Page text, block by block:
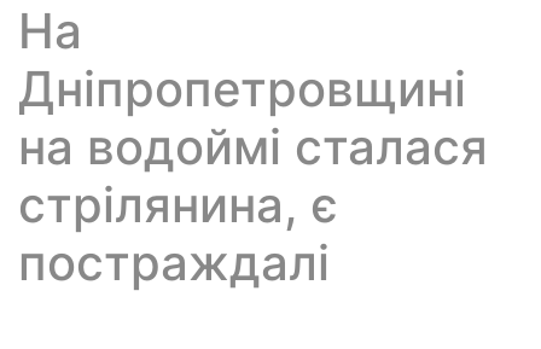
На
Дніпропетровщині
на водоймі сталася
стрілянина, є
постраждалі